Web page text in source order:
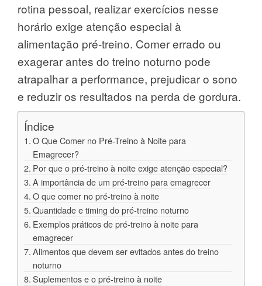
rotina pessoal, realizar exercícios nesse
horário exige atenção especial à
alimentação pré-treino. Comer errado ou
exagerar antes do treino noturno pode
atrapalhar a performance, prejudicar o sono
e reduzir os resultados na perda de gordura.
Índice
O Que Comer no Pré-Treino à Noite para
Emagrecer?
Por que o pré-treino à noite exige atenção especial?
A importância de um pré-treino para emagrecer
O que comer no pré-treino à noite
Quantidade e timing do pré-treino noturno
Exemplos práticos de pré-treino à noite para
emagrecer
Alimentos que devem ser evitados antes do treino
noturno
Suplementos e o pré-treino à noite